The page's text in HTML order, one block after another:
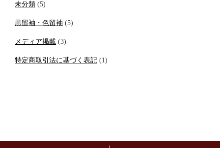
未分類 (5)
黒留袖・色留袖 (5)
メディア掲載 (3)
特定商取引法に基づく表記 (1)